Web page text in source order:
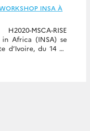
INSA À
MSCA-RISE
Africa (INSA) se
d’Ivoire, du 14 au